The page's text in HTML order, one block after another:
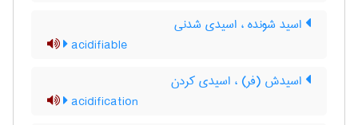
اسید شونده ، اسیدی شدنی
acidifiable
اسیدش (فر) ، اسیدی کردن
acidification